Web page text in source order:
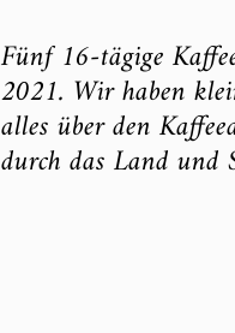
Fünf 16-tägige
2021. Wir haben
alles über den
durch das Land